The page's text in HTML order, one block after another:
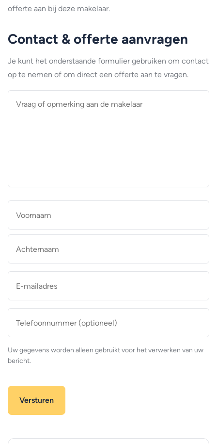
offerte aan bij deze makelaar.
Contact & offerte aanvragen
Je kunt het onderstaande formulier gebruiken om contact
op te nemen of om direct een offerte aan te vragen.
mailadres *
(optioneel)
Uw gegevens worden alleen gebruikt voor het verwerken van uw
bericht.